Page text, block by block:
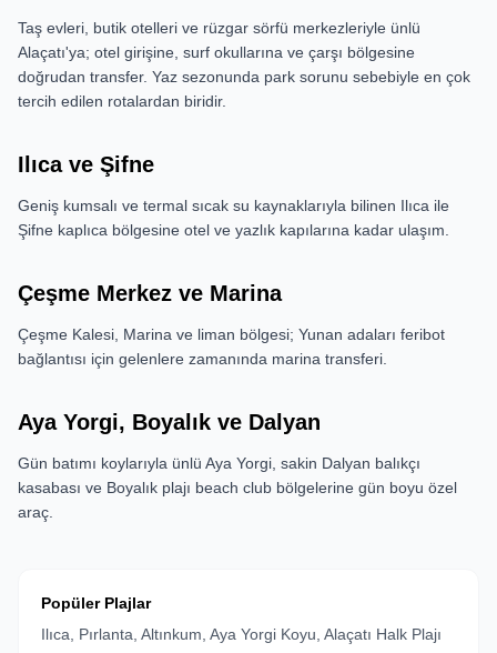
Taş evleri, butik otelleri ve rüzgar sörfü merkezleriyle ünlü
Alaçatı'ya; otel girişine, surf okullarına ve çarşı bölgesine
doğrudan transfer. Yaz sezonunda park sorunu sebebiyle en çok
tercih edilen rotalardan biridir.
Ilıca ve Şifne
Geniş kumsalı ve termal sıcak su kaynaklarıyla bilinen Ilıca ile
Şifne kaplıca bölgesine otel ve yazlık kapılarına kadar ulaşım.
Çeşme Merkez ve Marina
Çeşme Kalesi, Marina ve liman bölgesi; Yunan adaları feribot
bağlantısı için gelenlere zamanında marina transferi.
Aya Yorgi, Boyalık ve Dalyan
Gün batımı koylarıyla ünlü Aya Yorgi, sakin Dalyan balıkçı
kasabası ve Boyalık plajı beach club bölgelerine gün boyu özel
araç.
Popüler Plajlar
Ilıca, Pırlanta, Altınkum, Aya Yorgi Koyu, Alaçatı Halk Plajı